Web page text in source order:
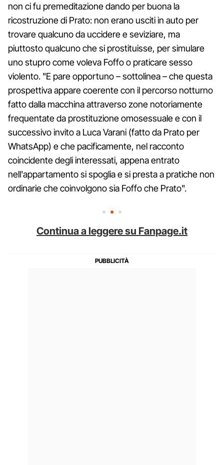
non ci fu premeditazione dando per buona la
ricostruzione di Prato: non erano usciti in auto per
trovare qualcuno da uccidere e seviziare, ma
piuttosto qualcuno che si prostituisse, per simulare
uno stupro come voleva Foffo o praticare sesso
violento. "E pare opportuno – sottolinea – che questa
prospettiva appare coerente con il percorso notturno
fatto dalla macchina attraverso zone notoriamente
frequentate da prostituzione omosessuale e con il
successivo invito a Luca Varani (fatto da Prato per
WhatsApp) e che pacificamente, nel racconto
coincidente degli interessati, appena entrato
nell'appartamento si spoglia e si presta a pratiche non
ordinarie che coinvolgono sia Foffo che Prato".
Continua a leggere su Fanpage.it